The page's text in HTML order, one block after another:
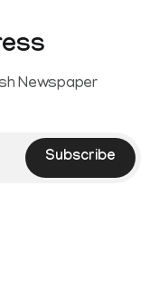
Newspaper
Subscribe